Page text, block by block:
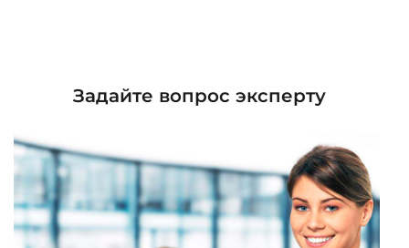
Задайте вопрос эксперту